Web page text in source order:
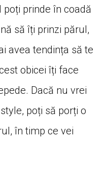
poți prinde în coadă
să îți prinzi părul,
avea tendința să te
obicei îți face
Dacă nu vrei
poți să porți o
în timp ce vei